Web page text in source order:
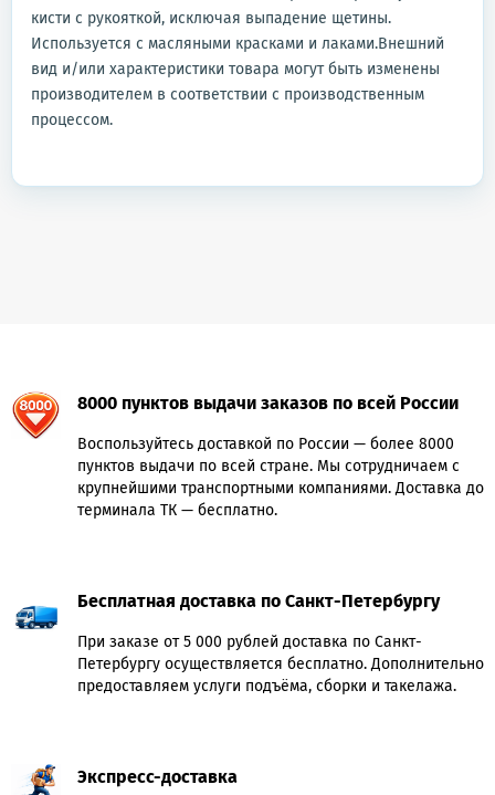
кисти с рукояткой, исключая выпадение щетины.
Используется с масляными красками и лаками.Внешний
вид и/или характеристики товара могут быть изменены
производителем в соответствии с производственным
процессом.
8000 пунктов выдачи заказов по всей России
Воспользуйтесь доставкой по России — более 8000
пунктов выдачи по всей стране. Мы сотрудничаем с
крупнейшими транспортными компаниями. Доставка до
терминала ТК — бесплатно.
Бесплатная доставка по Санкт-Петербургу
При заказе от 5 000 рублей доставка по Санкт-
Петербургу осуществляется бесплатно. Дополнительно
предоставляем услуги подъёма, сборки и такелажа.
Экспресс-доставка